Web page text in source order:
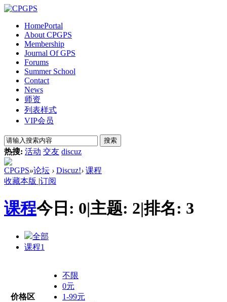
HomePortal
About CPGPS
Membership
Journal Of GPS
Forums
Summer School
Contact
News
师资
列表样式
VIP会员
搜索
热搜: 活动 交友 discuz
CPGPS»论坛 › Discuz!› 课程
收藏本版 |订阅
课程今日: 0|主题: 2|排名: 3
全部
课程1
价格区
不限
0元
1-99元